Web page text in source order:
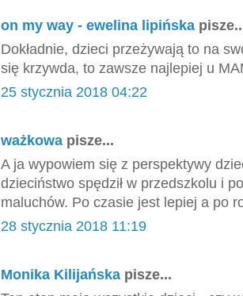
on my way - ewelina lipińska
Dokładnie, dzieci przeżywają to na
się krzywda, to zawsze najlepiej u
25 stycznia 2018 04:22
ważkowa pisze...
A ja wypowiem się z perspektywy
dzieciństwo spędził w przedszkolu i
maluchów. Po czasie jest lepiej a po
28 stycznia 2018 11:19
Monika Kilijańska pisze...